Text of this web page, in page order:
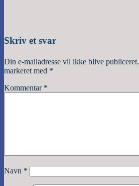
Skriv et svar
Din e-mailadresse vil ikke blive publiceret.
markeret med *
Kommentar *
Navn *